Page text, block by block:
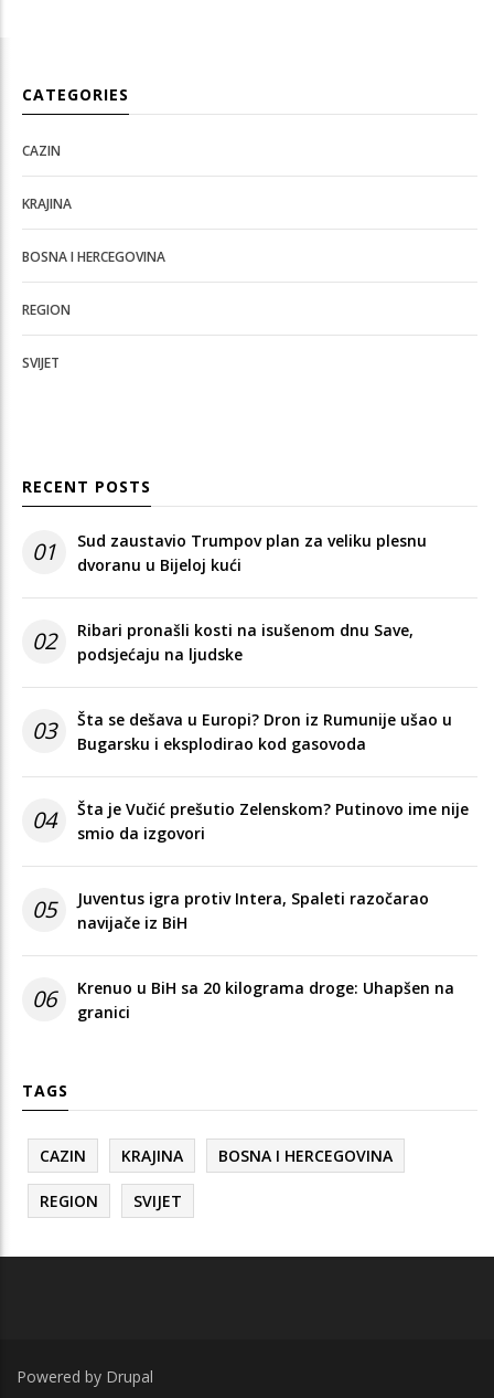
CATEGORIES
CAZIN
KRAJINA
BOSNA I HERCEGOVINA
REGION
SVIJET
RECENT POSTS
01
Sud zaustavio Trumpov plan za veliku plesnu
dvoranu u Bijeloj kući
02
Ribari pronašli kosti na isušenom dnu Save,
podsjećaju na ljudske
03
Šta se dešava u Europi? Dron iz Rumunije ušao u
Bugarsku i eksplodirao kod gasovoda
04
Šta je Vučić prešutio Zelenskom? Putinovo ime nije
smio da izgovori
05
Juventus igra protiv Intera, Spaleti razočarao
navijače iz BiH
06
Krenuo u BiH sa 20 kilograma droge: Uhapšen na
granici
TAGS
CAZIN KRAJINA BOSNA I HERCEGOVINA
REGION SVIJET
Powered by Drupal